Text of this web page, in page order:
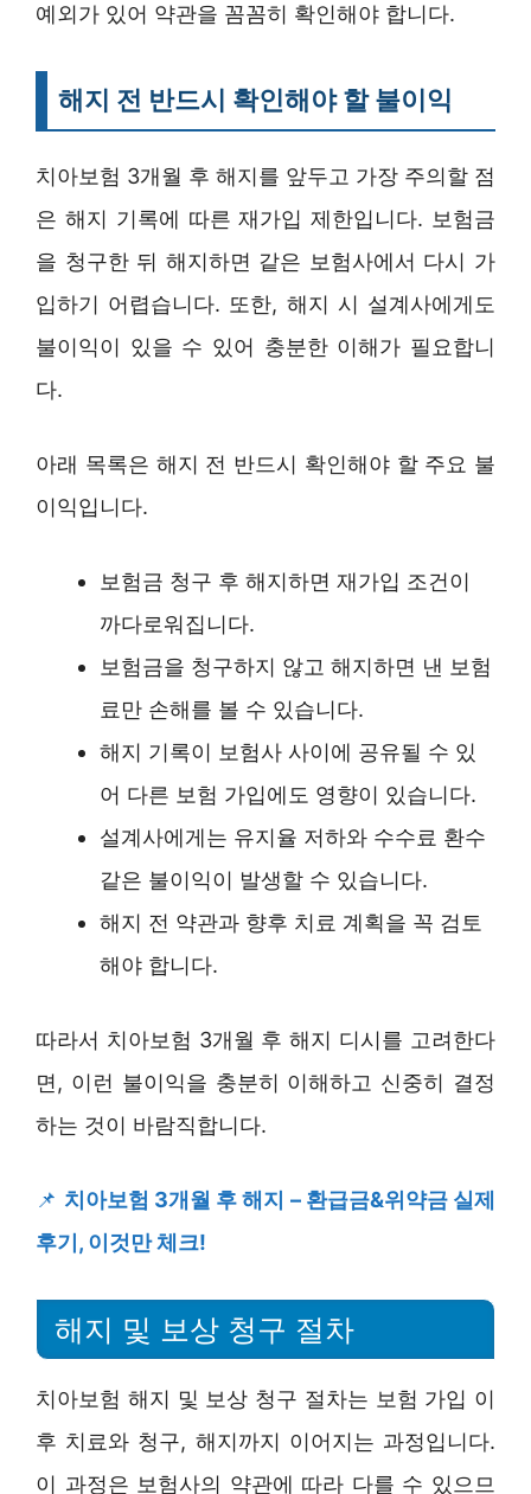
예외가 있어 약관을 꼼꼼히 확인해야 합니다.
해지 전 반드시 확인해야 할 불이익
치아보험 3개월 후 해지를 앞두고 가장 주의할 점
은 해지 기록에 따른 재가입 제한입니다. 보험금
을 청구한 뒤 해지하면 같은 보험사에서 다시 가
입하기 어렵습니다. 또한, 해지 시 설계사에게도
불이익이 있을 수 있어 충분한 이해가 필요합니
다.
아래 목록은 해지 전 반드시 확인해야 할 주요 불
이익입니다.
보험금 청구 후 해지하면 재가입 조건이
까다로워집니다.
보험금을 청구하지 않고 해지하면 낸 보험
료만 손해를 볼 수 있습니다.
해지 기록이 보험사 사이에 공유될 수 있
어 다른 보험 가입에도 영향이 있습니다.
설계사에게는 유지율 저하와 수수료 환수
같은 불이익이 발생할 수 있습니다.
해지 전 약관과 향후 치료 계획을 꼭 검토
해야 합니다.
따라서 치아보험 3개월 후 해지 디시를 고려한다
면, 이런 불이익을 충분히 이해하고 신중히 결정
하는 것이 바람직합니다.
📌 치아보험 3개월 후 해지 – 환급금&위약금 실제
후기, 이것만 체크!
해지 및 보상 청구 절차
치아보험 해지 및 보상 청구 절차는 보험 가입 이
후 치료와 청구, 해지까지 이어지는 과정입니다.
이 과정은 보험사의 약관에 따라 다를 수 있으므